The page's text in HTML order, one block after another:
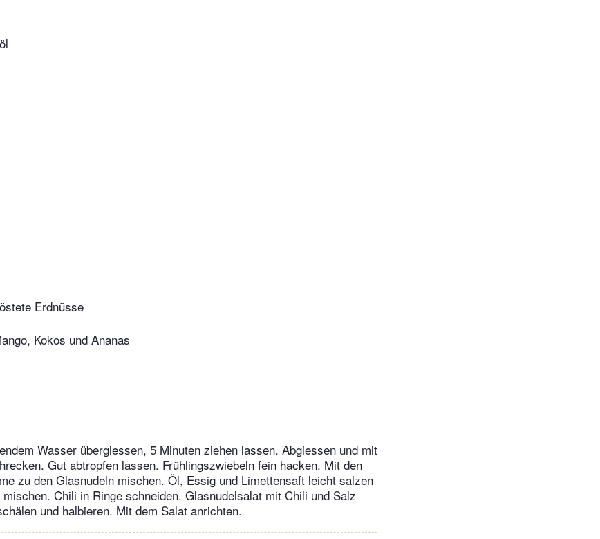
Erdnüsse
Kokos und Ananas
Wasser übergiessen, 5 Minuten ziehen lassen. Abgiessen und mit
Gut abtropfen lassen. Frühlingszwiebeln fein hacken. Mit den
zu den Glasnudeln mischen. Öl, Essig und Limettensaft leicht salzen
Chili in Ringe schneiden. Glasnudelsalat mit Chili und Salz
und halbieren. Mit dem Salat anrichten.